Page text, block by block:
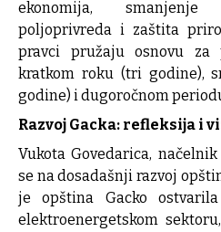
ekonomija, smanjenje
poljoprivreda i zaštita
pravci pružaju osnovu za
kratkom roku (tri godine),
godine) i dugoročnom
Razvoj Gacka: refleksija i
Vukota Govedarica,
se na dosadašnji razvoj
je opština Gacko
elektroenergetskom